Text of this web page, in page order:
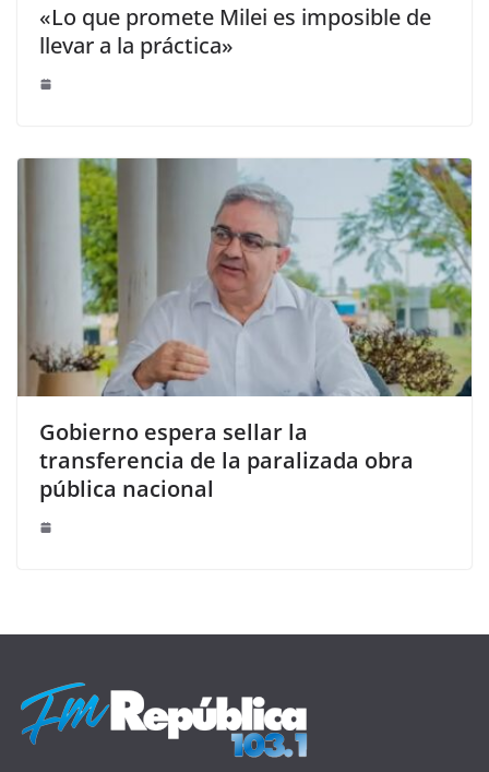
«Lo que promete Milei es imposible de
llevar a la práctica»
Gobierno espera sellar la
transferencia de la paralizada obra
pública nacional